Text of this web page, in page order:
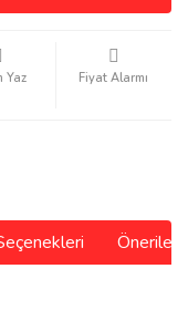
Yaz Fiyat Alarmı